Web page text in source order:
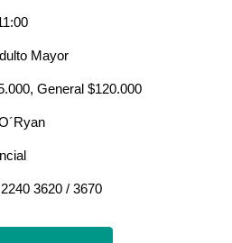
Mayor
General $120.000
3620 / 3670